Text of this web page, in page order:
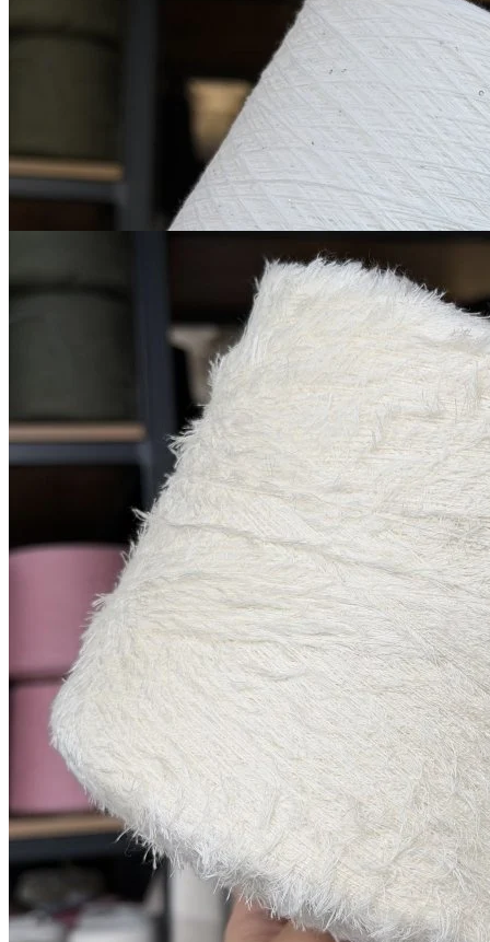
хлопок 90%, пайетки 10%
1600 м/100 гбелый
за 100 г
Купить
CashCotton
кашемир 15%, хлопок 85%
480 м/100 г белый молочный
900₽
за 100 г
Купить
Filato Italiano
Мы в соцсетях
Мы используем файлы cookie,
чтобы улучшить работу сайта и предоставить вам
больше возможностей. Также, к сайту подключен сервис
веб аналитики Яндекс Метрика, использующий cookie.
Продолжая использовать сайт, вы соглашаетесь с
условиями использования cookie.
Согласен